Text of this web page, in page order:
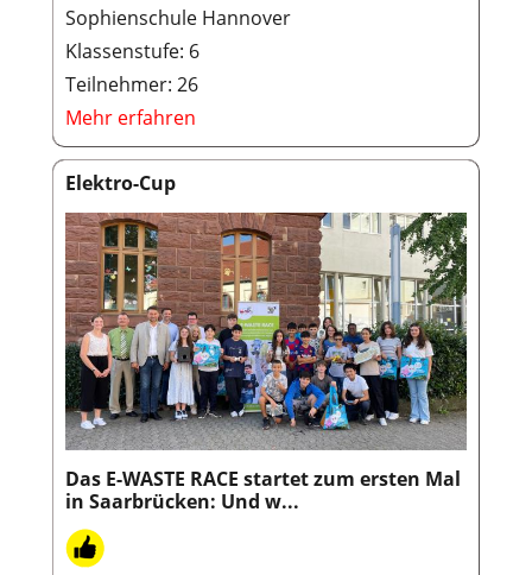
Sophienschule Hannover
Klassenstufe: 6
Teilnehmer: 26
Mehr erfahren
Elektro-Cup
Das E-WASTE RACE startet zum ersten Mal
in Saarbrücken: Und w...